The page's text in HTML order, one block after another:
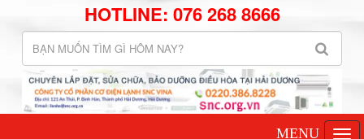
HOTLINE: 076 268 8666